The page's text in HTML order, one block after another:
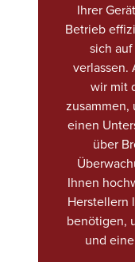
Ihrer
Betrieb
sich
verlassen.
wir mit
zusammen,
einen
über
Ihnen
Herstellern
benötigen,
und